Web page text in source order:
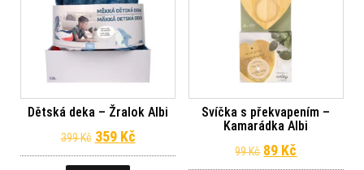
Dětská deka – Žralok Albi
399Kč Původní cena byla: 399 Kč.
359 KčAktuální cena je: 359 Kč.
Svíčka s překvapením –
Kamarádka Albi
99Kč Původní cena
89 Kč